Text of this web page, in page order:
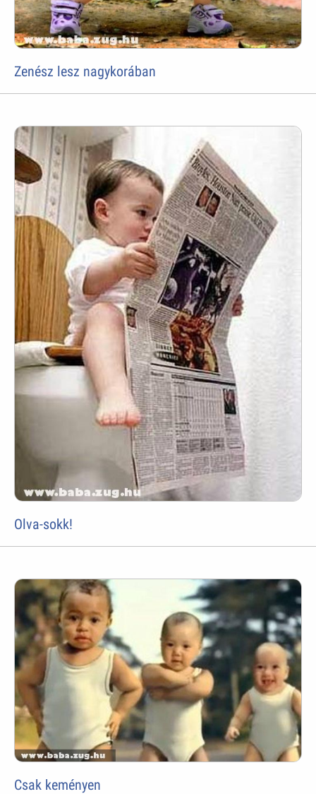
Zenész lesz nagykorában
Olva-sokk!
Csak keményen